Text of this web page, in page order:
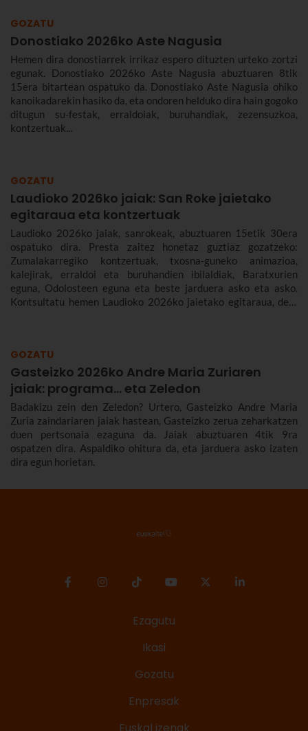
GOZATU
Donostiako 2026ko Aste Nagusia
Hemen dira donostiarrek irrikaz espero dituzten urteko zortzi
egunak. Donostiako 2026ko Aste Nagusia abuztuaren 8tik
15era bitartean ospatuko da. Donostiako Aste Nagusia ohiko
kanoikadarekin hasiko da, eta ondoren helduko dira hain gogoko
ditugun su-festak, erraldoiak, buruhandiak, zezensuzkoa,
kontzertuak...
GOZATU
Laudioko 2026ko jaiak: San Roke jaietako
egitaraua eta kontzertuak
Laudioko 2026ko jaiak, sanrokeak, abuztuaren 15etik 30era
ospatuko dira. Presta zaitez honetaz guztiaz gozatzeko:
Zumalakarregiko kontzertuak, txosna-guneko animazioa,
kalejirak, erraldoi eta buruhandien ibilaldiak, Baratxurien
eguna, Odolosteen eguna eta beste jarduera asko eta asko.
Kontsultatu hemen Laudioko 2026ko jaietako egitaraua, den-
GOZATU
Gasteizko 2026ko Andre Maria Zuriaren
jaiak: programa… eta Zeledon
Badakizu zein den Zeledon? Urtero, Gasteizko Andre Maria
Zuria zaindariaren jaiak hastean, Gasteizko zerua zeharkatzen
duen pertsonaia ezaguna da. Jaiak abuztuaren 4tik 9ra
ospatzen dira. Aspaldiko ohitura da, eta jarduera asko izaten
dira egun horietan.
Ezagutu
Ikasi
Gozatu
Enpresak